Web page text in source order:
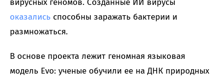
оказались способны заражать бактерии и
размножаться.
В основе проекта лежит геномная языковая
модель Evo: ученые обучили ее на ДНК природных